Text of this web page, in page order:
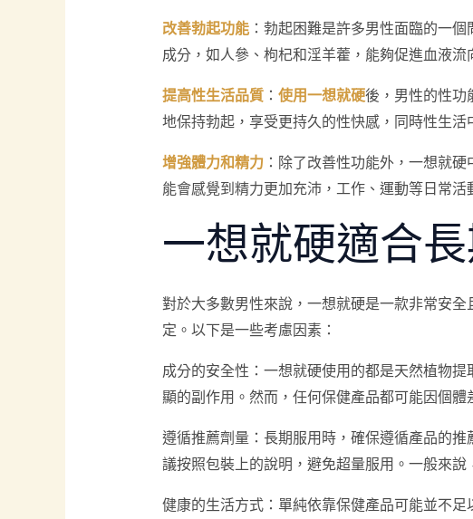
改善勃起功能：勃起困難是許多男性面臨的一
成分，如人參、枸杞和淫羊藿，能夠促進血液
提高性生活品質： 使用一想就硬後，男性的性功
地保持勃起，享受更持久的性快感，同時性生活
增強體力和精力：除了改善性功能外，一想就
能會感覺到精力更加充沛，工作、運動等日常活
一想就硬適合
對於大多數男性來說，一想就硬是一款非常安
定。以下是一些考慮因素：
成分的安全性：一想就硬使用的都是天然植物
顯的副作用。然而，任何保健產品都可能因個
遵循推薦劑量：長期服用時，確保遵循產品的
議按照包裝上的說明，避免超量服用。一般來
健康的生活方式：單純依靠保健產品可能並不